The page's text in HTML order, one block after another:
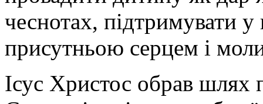
чеснотах, підтримувати
присутньою серцем і
Ісус Христос обрав шлях